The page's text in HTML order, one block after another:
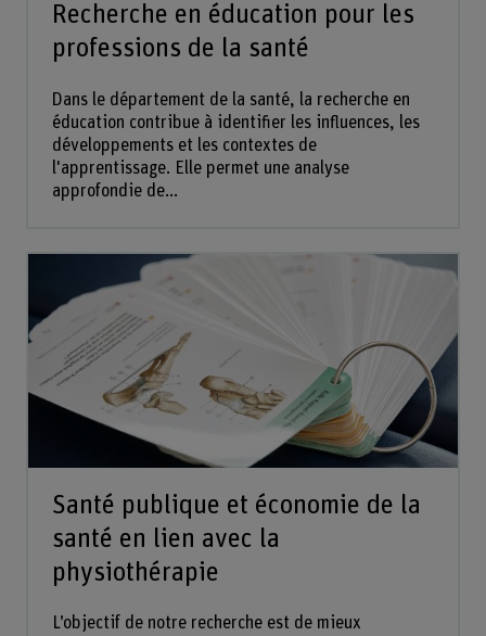
Recherche en éducation pour les
professions de la santé
Dans le département de la santé, la recherche en
éducation contribue à identifier les influences, les
développements et les contextes de
l'apprentissage. Elle permet une analyse
approfondie de...
Santé publique et économie de la
santé en lien avec la
physiothérapie
L’objectif de notre recherche est de mieux